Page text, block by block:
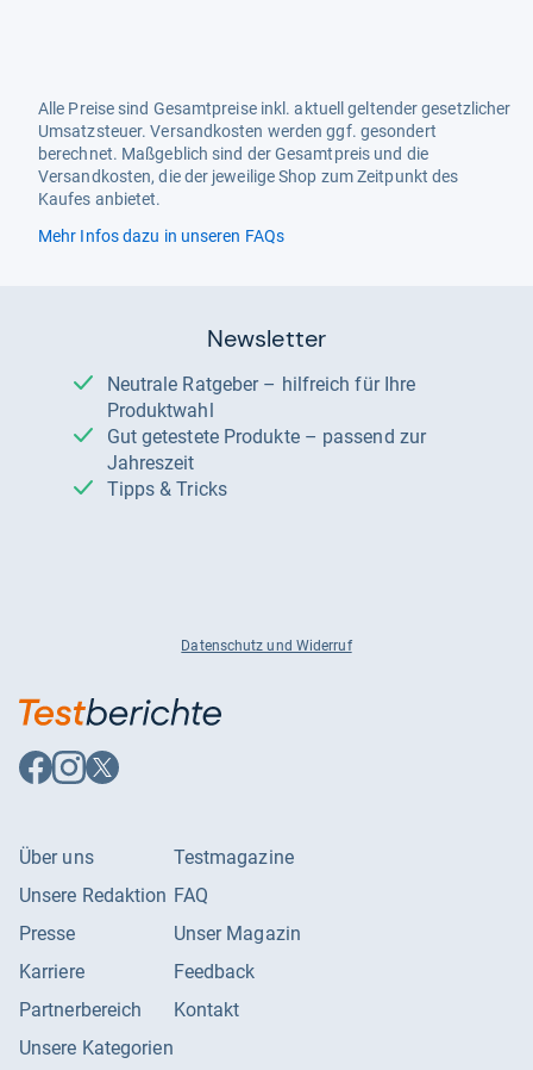
Alle Preise sind Gesamtpreise inkl. aktuell geltender gesetzlicher
Umsatzsteuer. Versandkosten werden ggf. gesondert
berechnet. Maßgeblich sind der Gesamtpreis und die
Versandkosten, die der jeweilige Shop zum Zeitpunkt des
Kaufes anbietet.
Mehr Infos dazu in unseren FAQs
Newsletter
Neutrale Ratgeber – hilfreich für Ihre
Produktwahl
Gut getestete Produkte – passend zur
Jahreszeit
Tipps & Tricks
Datenschutz und Widerruf
Auf
Facebook
Auf
Instagram
Auf
X
Über uns
Unsere Redaktion
Presse
Karriere
Partnerbereich
Unsere Kategorien
Testmagazine
FAQ
Unser Magazin
Feedback
Kontakt